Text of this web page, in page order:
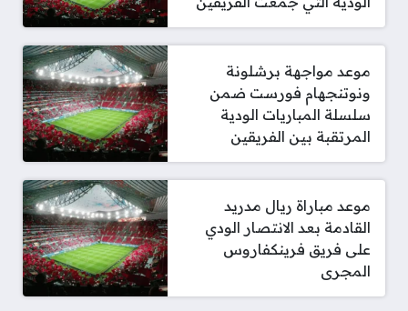
موعد مواجهة برشلونة
ونوتنجهام فورست ضمن
سلسلة المباريات الودية
المرتقبة بين الفريقين
موعد مباراة ريال مدريد
القادمة بعد الانتصار الودي
على فريق فرينكفاروس
المجرى